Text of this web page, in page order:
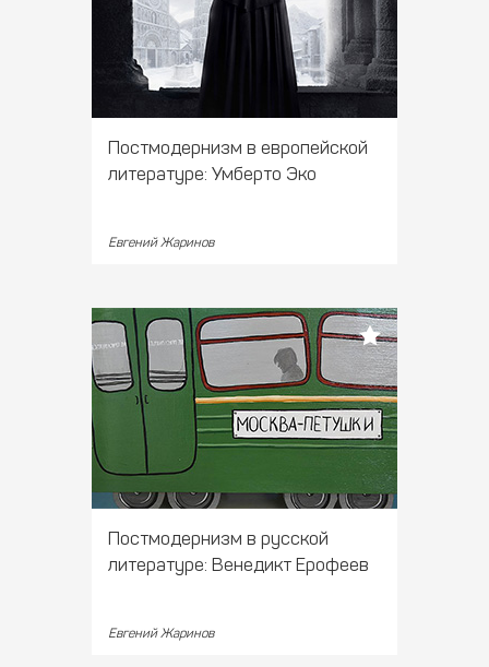
Постмодернизм в европейской
литературе: Умберто Эко
Евгений Жаринов
Постмодернизм в русской
литературе: Венедикт Ерофеев
Евгений Жаринов